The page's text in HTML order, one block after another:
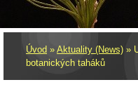
Úvod » Aktuality (News) »
botanických taháků